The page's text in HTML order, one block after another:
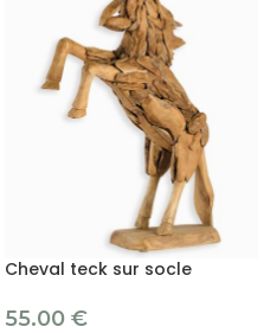
Cheval teck sur socle
55.00 €